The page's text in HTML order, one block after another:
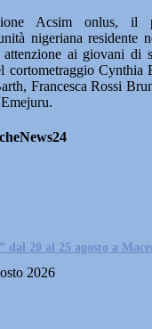
Acsim onlus, il
nigeriana residente
ai giovani di
cortometraggio Cynthia
Francesca Rossi
dal 20 al 25 agosto a
2026